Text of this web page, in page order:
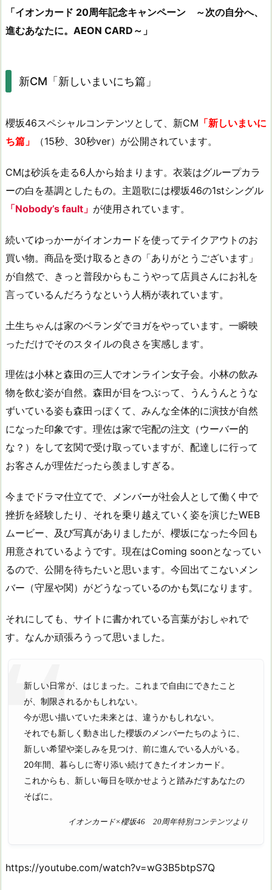
「イオンカード 20周年記念キャンペーン ～次の自分へ、
進むあなたに。AEON CARD～」
新CM「新しいまいにち篇」
櫻坂46スペシャルコンテンツとして、新CM 「新しいまいに
ち篇」
（15秒、30秒ver）が公開されています。
CMは砂浜を走る6人から始まります。衣装はグループカラ
ーの白を基調としたもの。主題歌には櫻坂46の1stシングル
「Nobody’s fault」 が使用されています。
続いてゆっかーがイオンカードを使ってテイクアウトのお
買い物。商品を受け取るときの「ありがとうございます」
が自然で、きっと普段からもこうやって店員さんにお礼を
言っているんだろうなという人柄が表れています。
土生ちゃんは家のベランダでヨガをやっています。一瞬映
っただけでそのスタイルの良さを実感します。
理佐は小林と森田の三人でオンライン女子会。小林の飲み
物を飲む姿が自然。森田が目をつぶって、うんうんとうな
ずいている姿も森田っぽくて、みんな全体的に演技が自然
になった印象です。理佐は家で宅配の注文（ウーバー的
な？）をして玄関で受け取っていますが、配達しに行って
お客さんが理佐だったら羨ましすぎる。
今までドラマ仕立てで、メンバーが社会人として働く中で
挫折を経験したり、それを乗り越えていく姿を演じたWEB
ムービー、及び写真がありましたが、櫻坂になった今回も
用意されているようです。現在はComing soonとなってい
るので、公開を待ちたいと思います。今回出てこないメン
バー（守屋や関）がどうなっているのかも気になります。
それにしても、サイトに書かれている言葉がおしゃれで
す。なんか頑張ろうって思いました。
新しい日常が、はじまった。これまで自由にできたこと
が、制限されるかもしれない。
今が思い描いていた未来とは、違うかもしれない。
それでも新しく動き出した櫻坂のメンバーたちのように、
新しい希望や楽しみを見つけ、前に進んでいる人がいる。
20年間、暮らしに寄り添い続けてきたイオンカード。
これからも、新しい毎日を咲かせようと踏みだすあなたの
そばに。
イオンカード×櫻坂46 20周年特別コンテンツより
https://youtube.com/watch?v=wG3B5btpS7Q